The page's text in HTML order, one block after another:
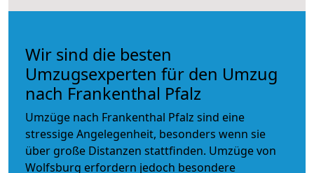
Wir sind die besten
Umzugsexperten für den Umzug
nach Frankenthal Pfalz
Umzüge nach Frankenthal Pfalz sind eine
stressige Angelegenheit, besonders wenn sie
über große Distanzen stattfinden. Umzüge von
Wolfsburg erfordern jedoch besondere